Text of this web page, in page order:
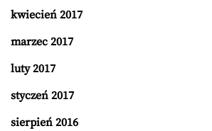
kwiecień 2017
marzec 2017
luty 2017
styczeń 2017
sierpień 2016